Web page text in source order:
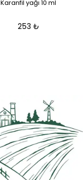
Karanfil yağı 10 ml
253 ₺